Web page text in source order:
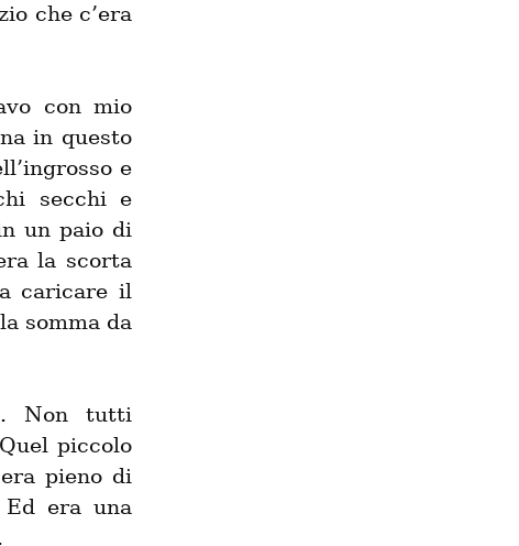
che c’era
con mio
in questo
e
secchi e
un paio di
la scorta
caricare il
somma da
Non tutti
piccolo
pieno di
Ed era una